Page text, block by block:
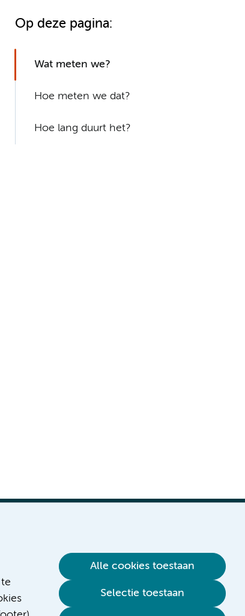
Op deze pagina:
Wat meten we?
Hoe meten we dat?
Hoe lang duurt het?
Alle cookies toestaan
Selectie toestaan
Verwijzen & diagnostiek